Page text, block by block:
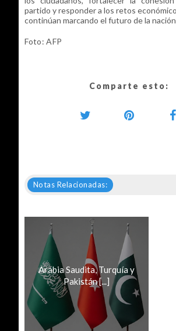
partido y responder a los retos
continúan marcando el futuro de la
Foto: AFP
Comparte esto:
Notas Relacionadas:
Arabia Saudita, Turquía y
Pakistán [...]